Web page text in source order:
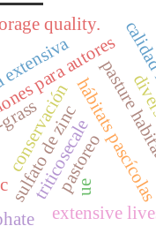
para autores
conservaciónhábitats
extensive
pasture
sulfato de zinc
triticosecale
quality.
pastoreo
ue